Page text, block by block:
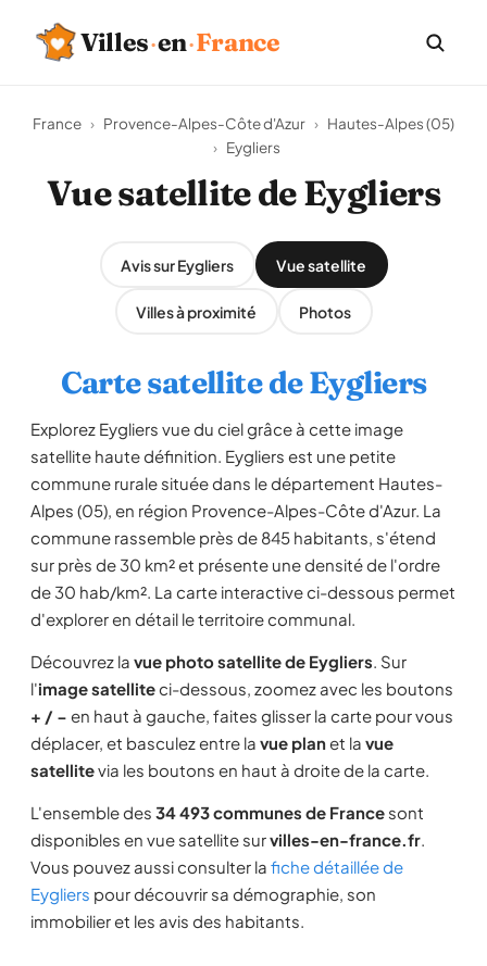
Villes·en·France
France › Provence-Alpes-Côte d'Azur › Hautes-Alpes (05)
› Eygliers
Vue satellite de Eygliers
Avis sur Eygliers Vue satellite
Villes à proximité Photos
Carte satellite de Eygliers
Explorez Eygliers vue du ciel grâce à cette image
satellite haute définition. Eygliers est une petite
commune rurale située dans le département Hautes-
Alpes (05), en région Provence-Alpes-Côte d'Azur. La
commune rassemble près de 845 habitants, s'étend
sur près de 30 km² et présente une densité de l'ordre
de 30 hab/km². La carte interactive ci-dessous permet
d'explorer en détail le territoire communal.
Découvrez la vue photo satellite de Eygliers. Sur
l'image satelliteci-dessous, zoomez avec les boutons
+ / − en haut à gauche, faites glisser la carte pour vous
déplacer, et basculez entre la vue planet la vue
satellitevia les boutons en haut à droite de la carte.
L'ensemble des 34 493 communes de France sont
disponibles en vue satellite survilles-en-france.fr.
Vous pouvez aussi consulter la fiche détaillée de
Eygliers pour découvrir sa démographie, son
immobilier et les avis des habitants.